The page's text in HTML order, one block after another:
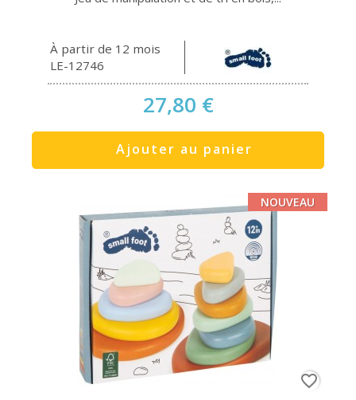
À partir de 12 mois
LE-12746
27,80 €
Ajouter au panier
NOUVEAU
favorite_border